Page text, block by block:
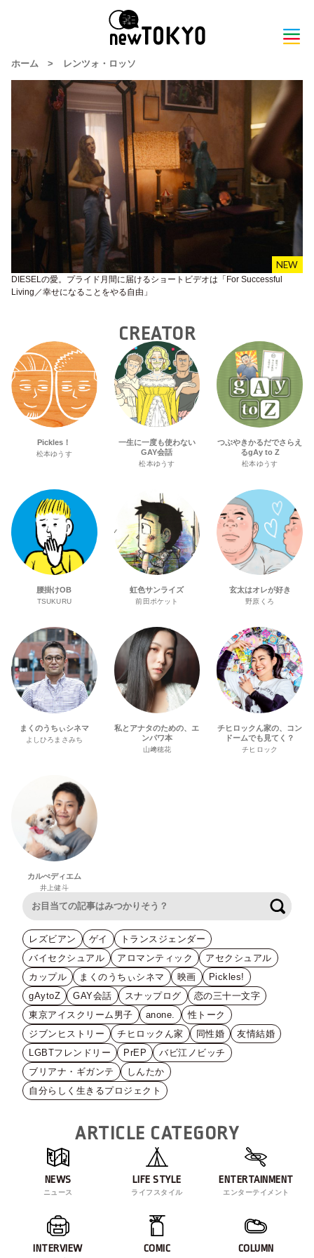
ホーム > レンツォ・ロッソ
DIESELの愛。プライド月間に届けるショートビデオは「For Successful
Living／幸せになることをやる自由」
CREATOR
Pickles！
松本ゆうす
一生に一度も使わない
GAY会話
松本ゆうす
つぶやきかるだでさらえ
るgAy to Z
松本ゆうす
腰掛けOB
TSUKURU
虹色サンライズ
前田ポケット
玄太はオレが好き
野原くろ
まくのうちぃシネマ
よしひろまさみち
私とアナタのための、エ
ンパワ本
山﨑穂花
チヒロックん家の、コン
ドームでも見てく？
チヒロック
カルぺディエム
井上健斗
レズビアン ゲイ
トランスジェンダー
バイセクシュアル
アロマンティック
アセクシュアル
カップル
まくのうちぃシネマ 映画
Pickles!
gAytoZ
GAY会話 スナップログ
恋の三十一文字
東京アイスクリーム男子
anone.
性トーク
ジブンヒストリー
チヒロックん家 同性婚
友情結婚
LGBTフレンドリー
PrEP
バビ江ノビッチ
ブリアナ・ギガンテ
しんたか
自分らしく生きるプロジェクト
ARTICLE CATEGORY
NEWS
ニュース
LIFE STYLE
ライフスタイル
ENTERTAINMENT
エンターテイメント
INTERVIEW COMIC COLUMN